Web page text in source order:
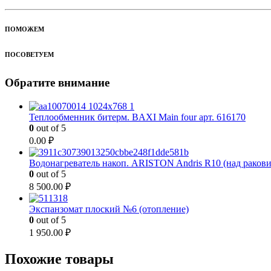
ПОМОЖЕМ
ПОСОВЕТУЕМ
Обратите внимание
Теплообменник битерм. BAXI Main four арт. 616170
0 out of 5
0.00 ₽
Водонагреватель накоп. ARISTON Andris R10 (над
0 out of 5
8 500.00 ₽
Экспанзомат плоский №6 (отопление)
0 out of 5
1 950.00 ₽
Похожие товары